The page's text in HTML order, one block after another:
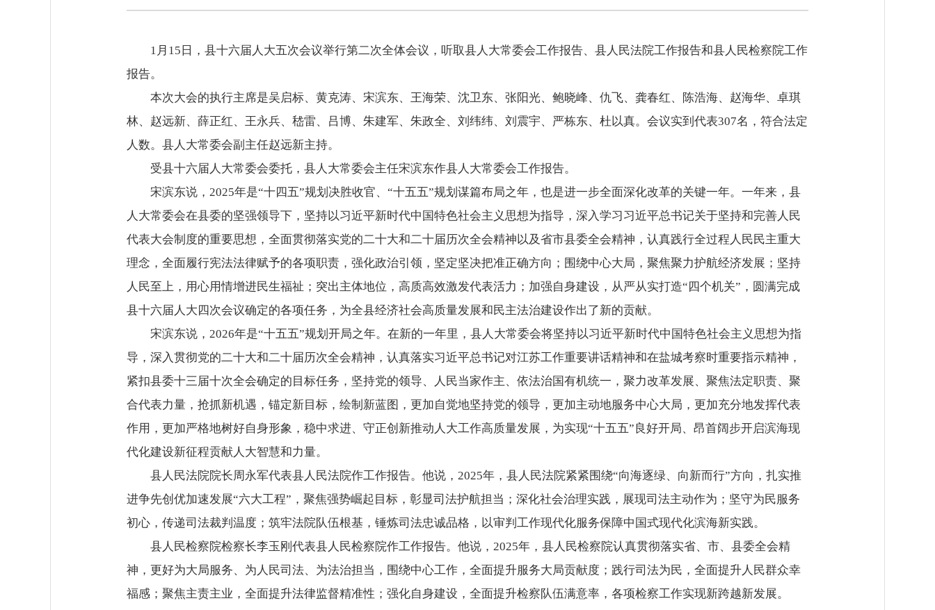
1月15日，县十六届人大五次会议举行第二次全体会议，听取县人大常委会工作报告、县人民法院工作报告和县人民检察院工作
报告。
本次大会的执行主席是吴启标、黄克涛、宋滨东、王海荣、沈卫东、张阳光、鲍晓峰、仇飞、龚春红、陈浩海、赵海华、卓琪
林、赵远新、薛正红、王永兵、嵇雷、吕博、朱建军、朱政全、刘纬纬、刘震宇、严栋东、杜以真。会议实到代表307名，符合法定
人数。县人大常委会副主任赵远新主持。
受县十六届人大常委会委托，县人大常委会主任宋滨东作县人大常委会工作报告。
宋滨东说，2025年是“十四五”规划决胜收官、“十五五”规划谋篇布局之年，也是进一步全面深化改革的关键一年。一年来，县
人大常委会在县委的坚强领导下，坚持以习近平新时代中国特色社会主义思想为指导，深入学习习近平总书记关于坚持和完善人民
代表大会制度的重要思想，全面贯彻落实党的二十大和二十届历次全会精神以及省市县委全会精神，认真践行全过程人民民主重大
理念，全面履行宪法法律赋予的各项职责，强化政治引领，坚定坚决把准正确方向；围绕中心大局，聚焦聚力护航经济发展；坚持
人民至上，用心用情增进民生福祉；突出主体地位，高质高效激发代表活力；加强自身建设，从严从实打造“四个机关”，圆满完成
县十六届人大四次会议确定的各项任务，为全县经济社会高质量发展和民主法治建设作出了新的贡献。
宋滨东说，2026年是“十五五”规划开局之年。在新的一年里，县人大常委会将坚持以习近平新时代中国特色社会主义思想为指
导，深入贯彻党的二十大和二十届历次全会精神，认真落实习近平总书记对江苏工作重要讲话精神和在盐城考察时重要指示精神，
紧扣县委十三届十次全会确定的目标任务，坚持党的领导、人民当家作主、依法治国有机统一，聚力改革发展、聚焦法定职责、聚
合代表力量，抢抓新机遇，锚定新目标，绘制新蓝图，更加自觉地坚持党的领导，更加主动地服务中心大局，更加充分地发挥代表
作用，更加严格地树好自身形象，稳中求进、守正创新推动人大工作高质量发展，为实现“十五五”良好开局、昂首阔步开启滨海现
代化建设新征程贡献人大智慧和力量。
县人民法院院长周永军代表县人民法院作工作报告。他说，2025年，县人民法院紧紧围绕“向海逐绿、向新而行”方向，扎实推
进争先创优加速发展“六大工程”，聚焦强势崛起目标，彰显司法护航担当；深化社会治理实践，展现司法主动作为；坚守为民服务
初心，传递司法裁判温度；筑牢法院队伍根基，锤炼司法忠诚品格，以审判工作现代化服务保障中国式现代化滨海新实践。
县人民检察院检察长李玉刚代表县人民检察院作工作报告。他说，2025年，县人民检察院认真贯彻落实省、市、县委全会精
神，更好为大局服务、为人民司法、为法治担当，围绕中心工作，全面提升服务大局贡献度；践行司法为民，全面提升人民群众幸
福感；聚焦主责主业，全面提升法律监督精准性；强化自身建设，全面提升检察队伍满意率，各项检察工作实现新跨越新发展。